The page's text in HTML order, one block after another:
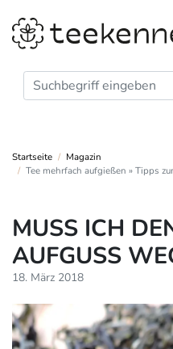
Startseite
Magazin
Tee mehrfach aufgießen » Tipps
MUSS ICH
AUFGUSS
18. März 2018